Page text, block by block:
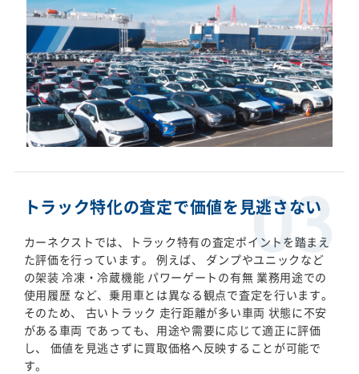
トラック特化の査定で価値を見逃さない
カーネクストでは、トラック特有の査定ポイントを踏まえ
た評価を行っています。 例えば、 ダンプやユニックなど
の架装 冷凍・冷蔵機能 パワーゲートの有無 業務用途での
使用履歴 など、乗用車とは異なる観点で査定を行います。
そのため、 古いトラック 走行距離が多い車両 状態に不安
がある車両 であっても、用途や需要に応じて適正に評価
し、 価値を見逃さずに買取価格へ反映することが可能で
す。